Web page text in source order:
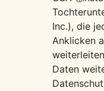
Inc.), die
Anklicken
Daten